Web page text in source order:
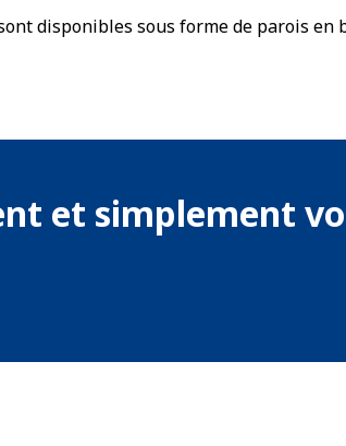
disponibles sous forme de parois en
et simplement